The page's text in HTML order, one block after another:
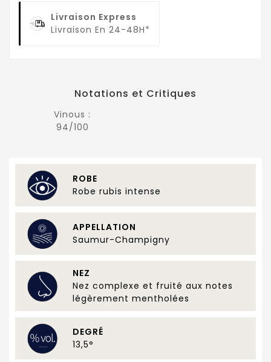
Livraison Express
Livraison En 24-48H*
Notations et Critiques
Vinous :
94/100
ROBE
Robe rubis intense
APPELLATION
Saumur-Champigny
NEZ
Nez complexe et fruité aux notes
légèrement mentholées
DEGRÉ
13,5°